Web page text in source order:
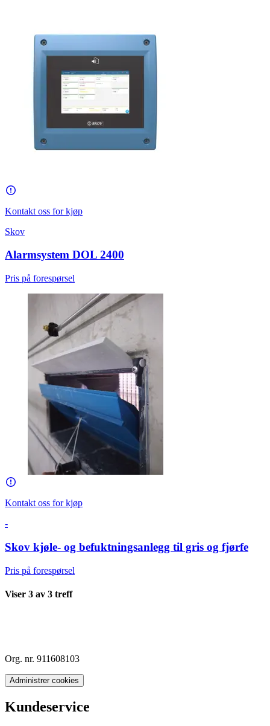
Kontakt oss for kjøp
Skov
Alarmsystem DOL 2400
Pris på forespørsel
Kontakt oss for kjøp
-
Skov kjøle- og befuktningsanlegg til gris og fjørfe
Pris på forespørsel
Viser 3 av 3 treff
Org. nr. 911608103
Administrer cookies
Kundeservice